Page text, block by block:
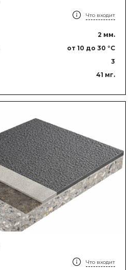
Что входит
2 мм.
от 10 до 30 °C
3
41 мг.
Что входит